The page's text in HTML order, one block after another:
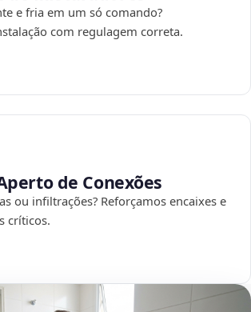
e fria em um só comando?
com regulagem correta.
de Conexões
ou infiltrações? Reforçamos encaixes e
críticos.